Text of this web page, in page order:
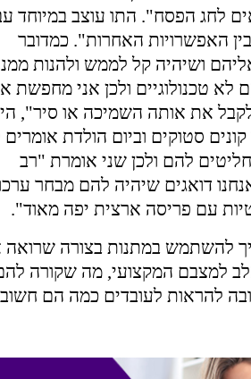
לחג הפסח". התו עוצב במיוחד
האפשרויות האחרות". כמדובר
ושיהיה קל לממש ולהנות
לא טכנולוגיים ולכן אני מחפשת
לקבל את אותה השמיכה או סיר",
סטוקים וביום הולדת אומרים
להם ולכן שני אומרת "רב
דואגים שיהיה להם מבחר
עם פריסה ארצית יפה מאוד".
להשתמש במתנות בצורה
למצבם המקצועי, מה שקורה
להראות לעובדים כמה הם